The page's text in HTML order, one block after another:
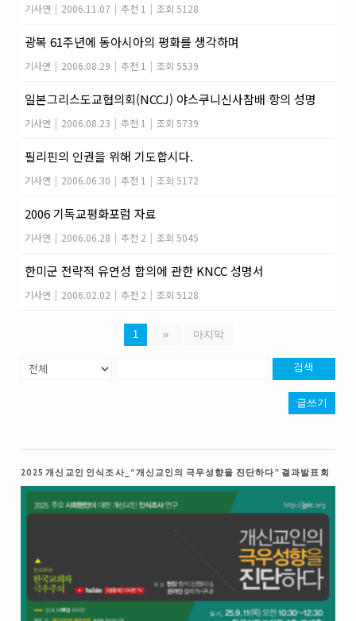
기사연 | 2006.11.07 | 추천 1 | 조회 5128
광복 61주년에 동아시아의 평화를 생각하며
기사연 | 2006.08.29 | 추천 1 | 조회 5539
일본그리스도교협의회(NCCJ) 야스쿠니신사참배 항의 성명
기사연 | 2006.08.23 | 추천 1 | 조회 5739
필리핀의 인권을 위해 기도합시다.
기사연 | 2006.06.30 | 추천 1 | 조회 5172
2006 기독교평화포럼 자료
기사연 | 2006.06.28 | 추천 2 | 조회 5045
한미군 전략적 유연성 합의에 관한 KNCC 성명서
기사연 | 2006.02.02 | 추천 2 | 조회 5128
1 » 마지막
검색
글쓰기
2025 개신교인 인식조사_“개신교인의 극우성향을 진단하다” 결과발표회